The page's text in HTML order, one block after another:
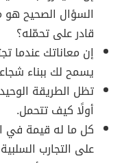
السؤال الصحيح هو
قادر على تحمّله؟
إن معاناتك عندما
يسمح لك ببناء
تظل الطريقة
أولًا كيف تتحمل.
كل ما له قيمة في
على التجارب